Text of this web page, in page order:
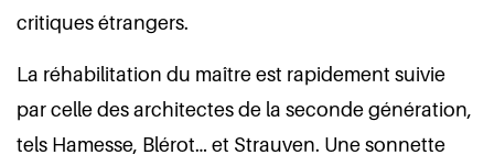
critiques étrangers.
La réhabilitation du maître est rapidement suivie
par celle des architectes de la seconde génération,
tels Hamesse, Blérot… et Strauven. Une sonnette